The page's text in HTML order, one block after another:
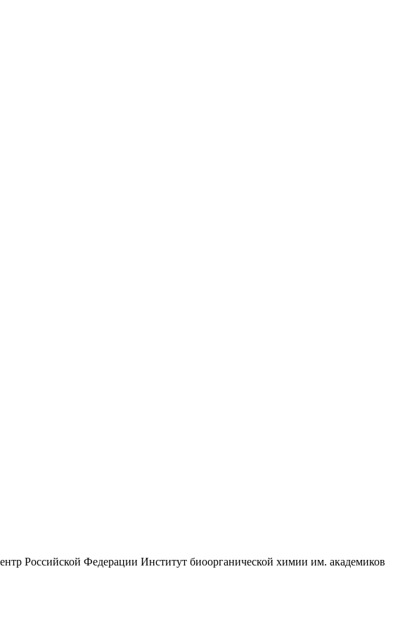
Российской Федерации Институт биоорганической химии им. академиков